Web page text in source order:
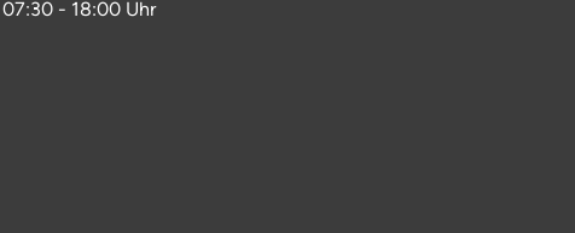
07:30 - 18:00 Uhr